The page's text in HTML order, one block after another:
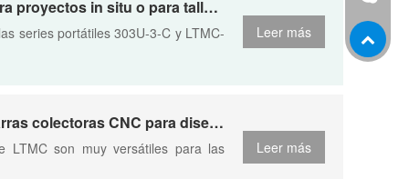
Leer más
¿La máquina de barras colectoras "3 en 1" es adecuada para proyectos in situ o para talleres australianos más pequeños?
series portátiles 303U-3-C y LTMC-
Leer más
¿Qué capacidades de plegado ofrecen sus máquinas de barras colectoras CNC para diseños complejos de aparamenta?
LTMC son muy versátiles para las
WeChat